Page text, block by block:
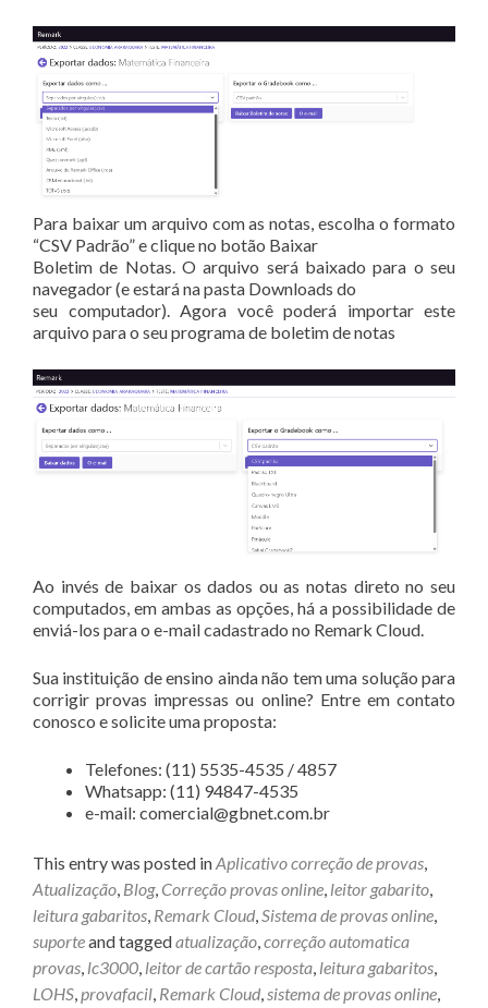
Para baixar um arquivo com as notas, escolha o formato
“CSV Padrão” e clique no botão Baixar
Boletim de Notas. O arquivo será baixado para o seu
navegador (e estará na pasta Downloads do
seu computador). Agora você poderá importar este
arquivo para o seu programa de boletim de notas
Ao invés de baixar os dados ou as notas direto no seu
computados, em ambas as opções, há a possibilidade de
enviá-los para o e-mail cadastrado no Remark Cloud.
Sua instituição de ensino ainda não tem uma solução para
corrigir provas impressas ou online? Entre em contato
conosco e solicite uma proposta:
Telefones: (11) 5535-4535 / 4857
Whatsapp: (11) 94847-4535
e-mail: comercial@gbnet.com.br
This entry was posted inAplicativo correção de provas,
Atualização, Blog, Correção provas online, leitor gabarito,
leitura gabaritos, Remark Cloud,Sistema de provas online,
suporteand taggedatualização,correção automatica
provas, lc3000, leitor de cartão resposta, leitura gabaritos,
LOHS,provafacil, Remark Cloud,sistema de provas online,